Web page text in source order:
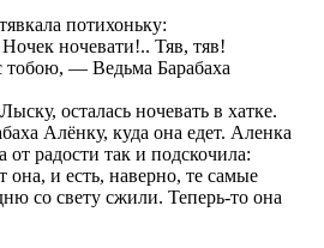
потихоньку:
ночевати!.. Тяв, тяв!
тобою, — Ведьма Барабаха
осталась ночевать в хатке.
Алёнку, куда она едет. Аленка
от радости так и подскочила:
и есть, наверно, те самые
со свету сжили. Теперь-то она